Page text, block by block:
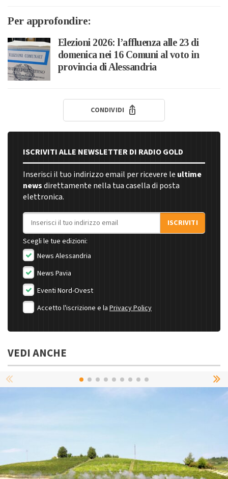
Per approfondire:
Elezioni 2026: l’affluenza alle 23 di
domenica nei 16 Comuni al voto in
provincia di Alessandria
CONDIVIDI
ISCRIVITI ALLE NEWSLETTER DI RADIO GOLD
Inserisci il tuo indirizzo email per ricevere le ultime
newsdirettamente nella tua casella di posta
elettronica.
Indirizzo email
ISCRIVITI
Scegli le tue edizioni:
News Alessandria
News Pavia
Eventi Nord-Ovest
Accetto l'iscrizione e la Privacy Policy
VEDI ANCHE